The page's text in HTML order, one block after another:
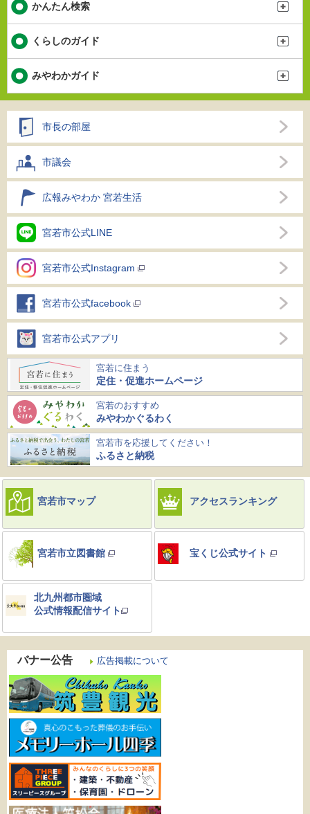
かんたん検索
くらしのガイド
みやわかガイド
市長の部屋
市議会
広報みやわか 宮若生活
宮若市公式LINE
宮若市公式Instagram
宮若市公式facebook
宮若市公式アプリ
宮若に住まう
定住・促進ホームページ
宮若のおすすめ
みやわかぐるわく
宮若市を応援してください！
ふるさと納税
宮若市マップ アクセスランキング
宮若市立図書館 宝くじ公式サイト
北九州都市圏域
公式情報配信サイト
バナー公告 広告掲載について